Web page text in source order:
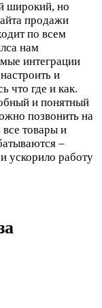
широкий, но
продажи
по всем
нам
интеграции
и
что где и как.
и понятный
позвонить на
товары и
–
ускорило работу